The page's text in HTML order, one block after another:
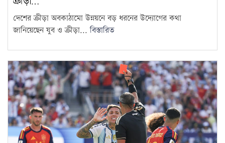
গাজীপুরে পরীক্ষায় অসদুপায়: ৩০
শিক্ষার্থী বহিষ্কার
11
সরকারি দপ্তরে এআই ব্যবহারে যে
নির্দেশনা মন্ত্রিপরিষদ বিভাগের
12
আজ থেকে শুরু হচ্ছে কাঁচামরিচ
আমদানি
দেশের ক্রীড়া অবকাঠামো উন্নয়নে বড় ধরনের উদ্যোগের কথা
জানিয়েছেন যুব ও ক্রীড়া...বিস্তারিত